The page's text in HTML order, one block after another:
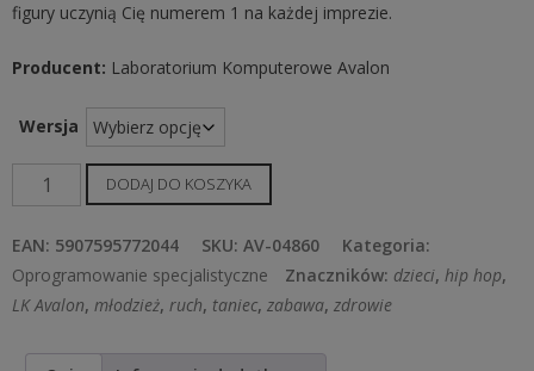
figury uczynią Cię numerem 1 na każdej imprezie.
Producent: Laboratorium Komputerowe Avalon
Wersja
ilość
Szkoła
Tańca
HIP
HOP
DODAJ DO KOSZYKA
EAN: 5907595772044 SKU: AV-04860
Kategoria:
Oprogramowanie specjalistyczne
Znaczników: dzieci, hip hop,
LK Avalon, młodzież, ruch, taniec, zabawa, zdrowie